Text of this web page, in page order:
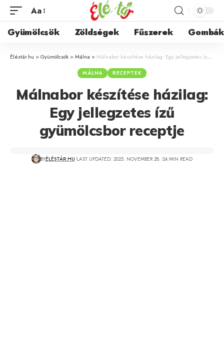
Aa
Gyümölcsök Zöldségek Fűszerek Gombák
Éléstár.hu >Gyümölcsök >Málna >Málnabor készítése házilag: Egy jellegzetes ízű gyümölcsbor receptje
MÁLNA RECEPTEK
Málnabor készítése házilag:
Egy jellegzetes ízű
gyümölcsbor receptje
BYÉLÉSTÁR.HU LAST UPDATED: 2025. NOVEMBER 28. 24 MIN READ